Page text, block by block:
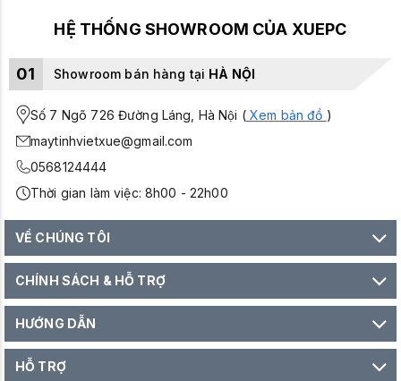
HỆ THỐNG SHOWROOM CỦA XUEPC
01 Showroom bán hàng tại HÀ NỘI
Số 7 Ngõ 726 Đường Láng, Hà Nội (Xem bản đồ )
maytinhvietxue@gmail.com
0568124444
Thời gian làm việc: 8h00 - 22h00
VỀ CHÚNG TÔI
CHÍNH SÁCH & HỖ TRỢ
HƯỚNG DẪN
HỖ TRỢ